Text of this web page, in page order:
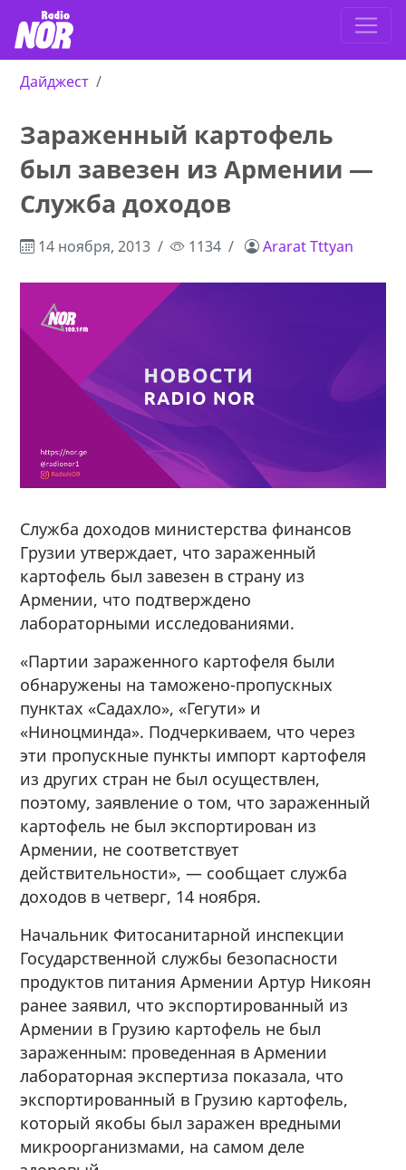
Дайджест
Зараженный картофель
был завезен из Армении —
Служба доходов
14 ноября, 2013 1134 Ararat Tttyan
Служба доходов министерства финансов
Грузии утверждает, что зараженный
картофель был завезен в страну из
Армении, что подтверждено
лабораторными исследованиями.
«Партии зараженного картофеля были
обнаружены на таможено-пропускных
пунктах «Садахло», «Гегути» и
«Ниноцминда». Подчеркиваем, что через
эти пропускные пункты импорт картофеля
из других стран не был осуществлен,
поэтому, заявление о том, что зараженный
картофель не был экспортирован из
Армении, не соответствует
действительности», — сообщает служба
доходов в четверг, 14 ноября.
Начальник Фитосанитарной инспекции
Государственной службы безопасности
продуктов питания Армении Артур Никоян
ранее заявил, что экспортированный из
Армении в Грузию картофель не был
зараженным: проведенная в Армении
лабораторная экспертиза показала, что
экспортированный в Грузию картофель,
который якобы был заражен вредными
микроорганизмами, на самом деле